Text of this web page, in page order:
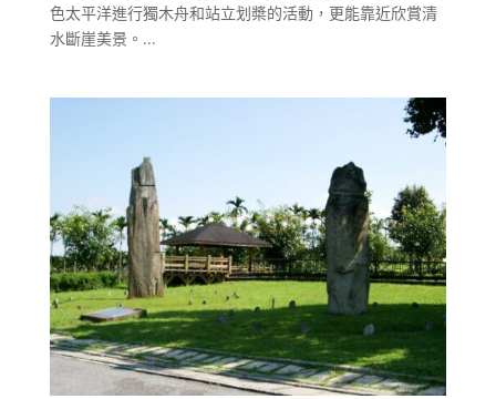
色太平洋進行獨木舟和站立划槳的活動，更能靠近欣賞清
水斷崖美景。...